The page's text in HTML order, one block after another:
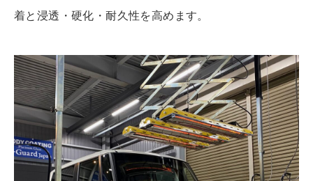
着と浸透・硬化・耐久性を高めます。